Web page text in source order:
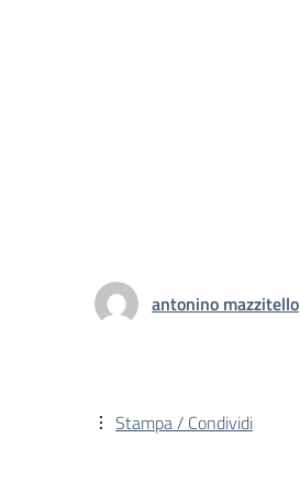
antonino mazzitello
Stampa / Condividi